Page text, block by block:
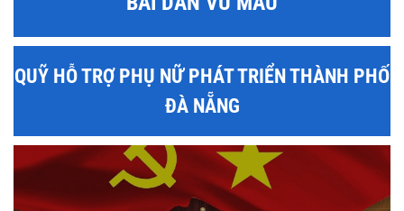
QUỸ HỖ TRỢ PHỤ NỮ PHÁT TRIỂN THÀNH PHỐ
ĐÀ NẴNG